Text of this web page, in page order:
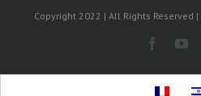
Copyright 2022 | All Rights Reserved |